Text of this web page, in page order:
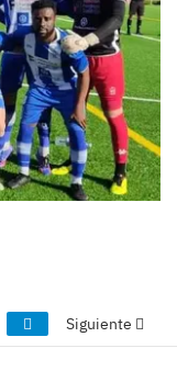
Siguiente